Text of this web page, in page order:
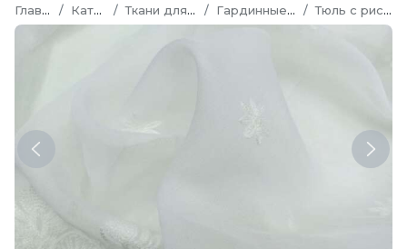
Главная Каталог Ткани для штор Гардинные ткани Тюль с рисунком
Previous Next